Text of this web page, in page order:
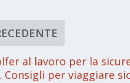
al lavoro per la
Consigli per viaggiare